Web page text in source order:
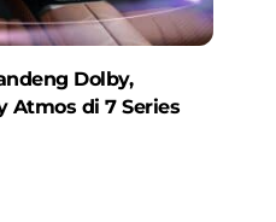
Dolby,
Atmos di 7 Series